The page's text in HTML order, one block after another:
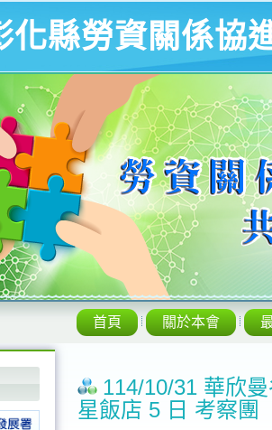
化縣勞資關係協
首頁 關於本會
114/10/31 華欣
星飯店 5 日 考察團